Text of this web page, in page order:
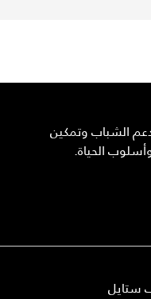
الشباب وتمكين
الحياة.
ستايل